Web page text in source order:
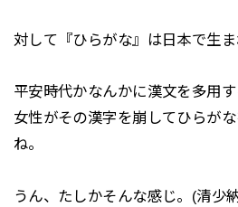
対して『ひらがな』は日本で生ま
平安時代かなんかに漢文を多用す
女性がその漢字を崩してひらが
ね。
うん、たしかそんな感じ。(清少